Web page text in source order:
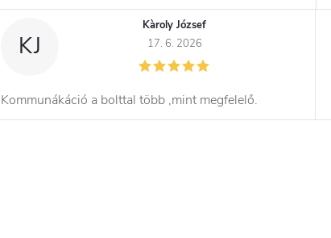
KJ
Kàroly József
17. 6. 2026
Kommunákáció a bolttal több ,mint megfelelő.